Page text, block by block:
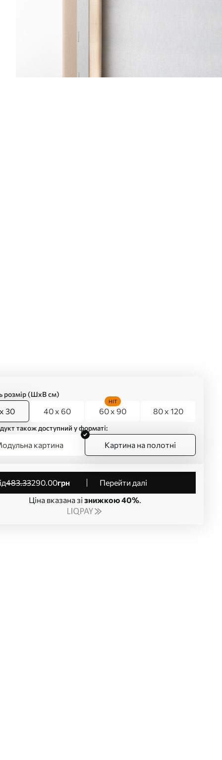
розмір (ШхВ см)
30 40 x 60 60 x 90
HIT
80 x 120
також доступний у форматі:
картина Картина на полотні
від483.33290.00грн
Перейти далі
Ціна вказана зі знижкою 40%.